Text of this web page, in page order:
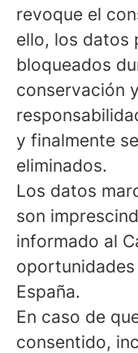
revoque el
ello, los datos
bloqueados
conservación
y finalmente
eliminados.
Los datos
son
informado al
España.
En caso de
consentido,